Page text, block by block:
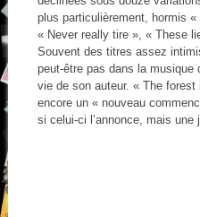
plus particulièrement, hormis
« Never really tire », « These
Souvent des titres assez
peut-être pas dans la
vie de son auteur. « The forest
encore un « nouveau
si celui-ci l’annonce, mais une